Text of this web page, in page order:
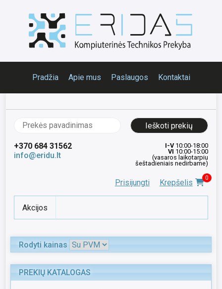
Pradžia Apie mus Paslaugos Kontaktai
Ieškoti:
+370 684 31562
info@eridu.lt
I-V10:00-18:00
VI 10:00-15:00
(vasaros laikotarpiu
šeštadieniais nedirbame)
Prisijungti Krepšelis 0
Akcijos
Rodyti kainas
PREKIŲ KATALOGAS